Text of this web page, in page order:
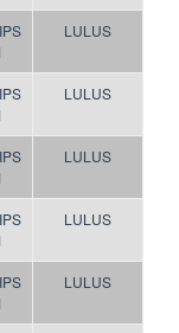
LULUS
LULUS
LULUS
LULUS
LULUS